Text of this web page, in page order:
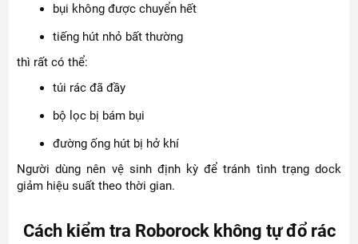
bụi không được chuyển hết
tiếng hút nhỏ bất thường
thì rất có thể:
túi rác đã đầy
bộ lọc bị bám bụi
đường ống hút bị hở khí
Người dùng nên vệ sinh định kỳ để tránh tình trạng dock
giảm hiệu suất theo thời gian.
Cách kiểm tra Roborock không tự đổ rác